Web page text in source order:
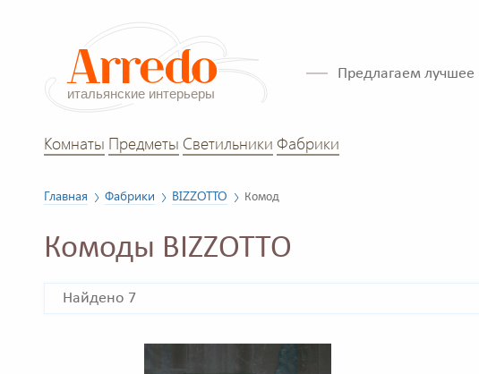
Предлагаем лучшее
Комнаты Предметы Светильники Фабрики
Главная Фабрики BIZZOTTO Комод
Комоды BIZZOTTO
Найдено 7